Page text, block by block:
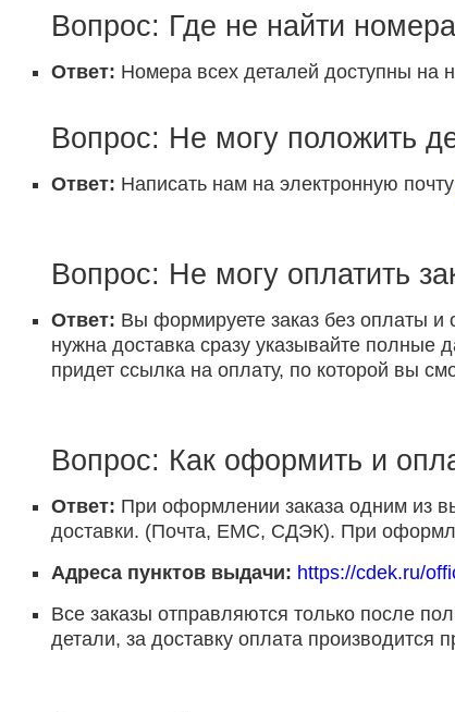
Вопрос: Где не найти
Ответ: Номера всех деталей доступны на
Вопрос: Не могу положить
Ответ: Написать нам на электронную почту
Вопрос: Не могу оплатить
Ответ: Вы формируете заказ без оплаты и
нужна доставка сразу указывайте
придет ссылка на оплату, по которой вы
Вопрос: Как оформить и
Ответ: При оформлении заказа одним из
доставки. (Почта, ЕМС, СДЭК). При
Адреса пунктов выдачи: https://cdek.ru/
Все заказы отправляются только после
детали, за доставку оплата производится